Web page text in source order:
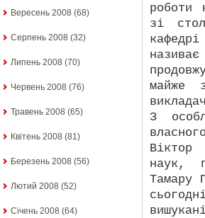
Вересень 2008 (68)
Серпень 2008 (32)
Липень 2008 (70)
Червень 2008 (76)
Травень 2008 (65)
Квітень 2008 (81)
Березень 2008 (56)
Лютий 2008 (52)
Січень 2008 (64)
роботи
зі
майже
З
Віктор
наук,
Тамару